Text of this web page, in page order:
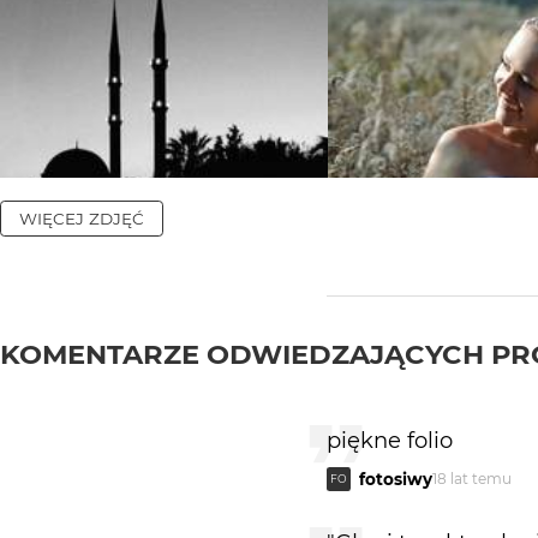
WIĘCEJ ZDJĘĆ
KOMENTARZE ODWIEDZAJĄCYCH
piękne folio
FO fotosiwy18 lat temu